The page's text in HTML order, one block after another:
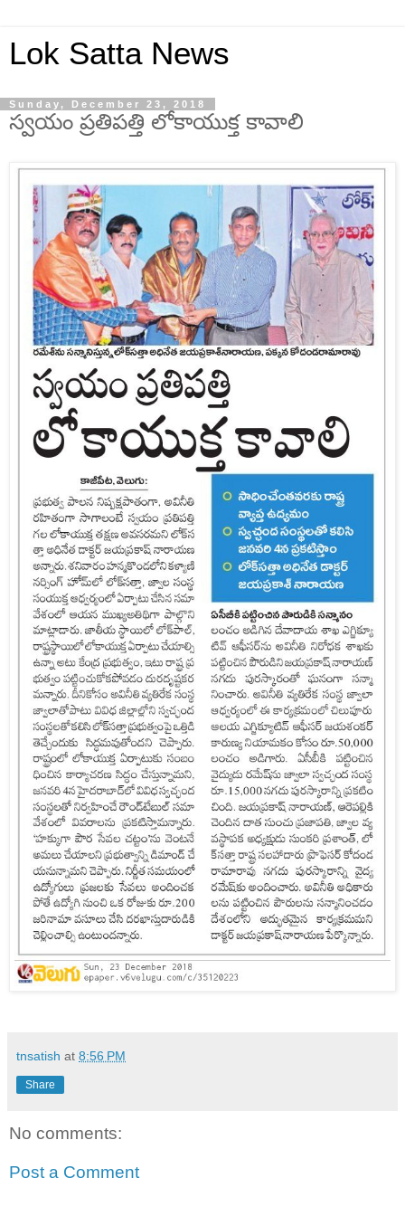
Lok Satta News
Sunday, December 23, 2018
స్వయం ప్రతిపత్తి లోకాయుక్త కావాలి
tnsatish at 8:56 PM
Share
No comments:
Post a Comment